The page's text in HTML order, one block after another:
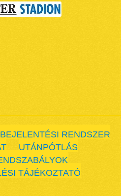
RENDSZER
UTÁNPÓTLÁS
TÁJÉKOZTATÓ